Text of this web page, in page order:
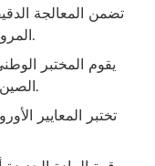
تضمن المعالجة
المروحة الأساسية لتصحيح دقيق للتوازن.
يقوم المختبر
الصين) باختبار بيانات الأداء والتحقق منها.
تختبر المعايير